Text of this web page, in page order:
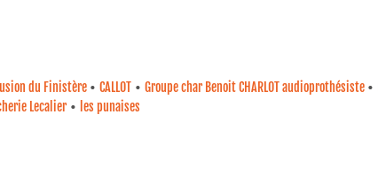
du Finistère • CALLOT • Groupe char Benoit CHARLOT audioprothésiste •
Lecalier• les punaises